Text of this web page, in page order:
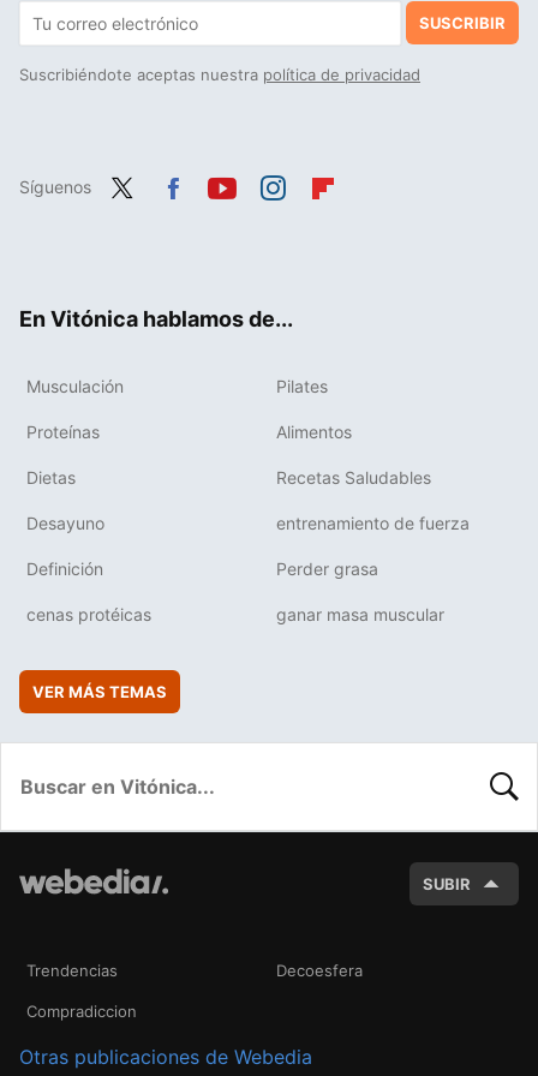
SUSCRIBIR
Suscribiéndote aceptas nuestra política de privacidad
Síguenos
En Vitónica hablamos de...
Musculación Pilates
Proteínas Alimentos
Dietas Recetas Saludables
Desayuno entrenamiento de fuerza
Definición Perder grasa
cenas protéicas ganar masa muscular
VER MÁS TEMAS
SUBIR
Trendencias Decoesfera
Compradiccion
Otras publicaciones de Webedia